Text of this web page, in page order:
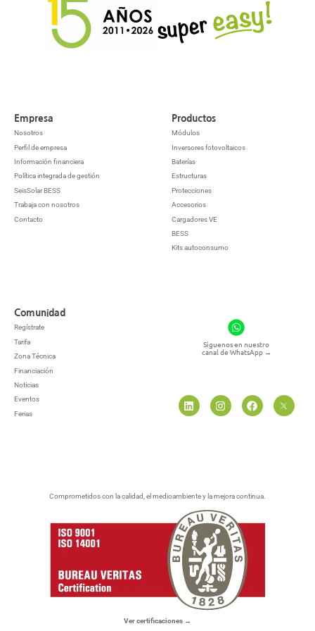
Empresa
Nosotros
Perfil de empresa
Información financiera
Política integrada de gestión
SeisSolar BESS
Trabaja con nosotros
Contacto
Productos
Módulos
Inversores fotovoltaicos
Baterías
Estructuras
Protecciones
Accesorios
Cargadores VE
BESS
Kits autoconsumo
Comunidad
Regístrate
Tarifa
Zona Técnica
Financiación
Noticias
Eventos
Ferias
Síguenos en nuestro
canal de WhatsApp →
Comprometidos con la calidad, el medioambiente y la mejora continua.
Ver certificaciones →